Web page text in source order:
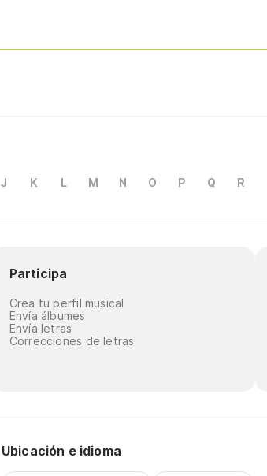
J K L M N O P Q R
Participa
Crea tu perfil musical
Envía álbumes
Envía letras
Correcciones de letras
Ubicación e idioma